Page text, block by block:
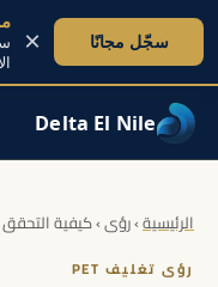
Delta El Nile
الرئيسية›رؤى›كيفية التحقق
رؤى تغليف PET
سجّل مجانًا ×